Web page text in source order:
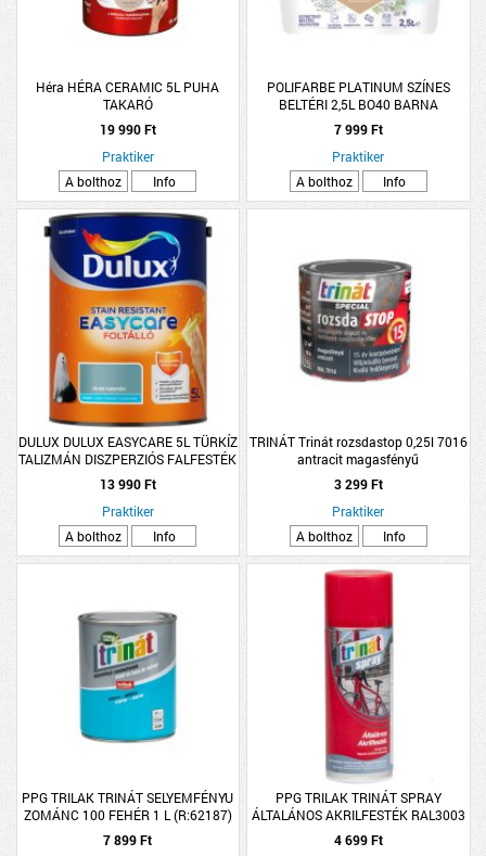
Héra HÉRA CERAMIC 5L PUHA
TAKARÓ
19 990 Ft
Praktiker
A bolthoz
Info
POLIFARBE PLATINUM SZÍNES
BELTÉRI 2,5L BO40 BARNA
ORCHIDEA DISZP. FALFESTÉK
7 999 Ft
Praktiker
A bolthoz
Info
DULUX DULUX EASYCARE 5L TÜRKÍZ
TALIZMÁN DISZPERZIÓS FALFESTÉK
13 990 Ft
Praktiker
A bolthoz
Info
TRINÁT Trinát rozsdastop 0,25l 7016
antracit magasfényű
3 299 Ft
Praktiker
A bolthoz
Info
PPG TRILAK TRINÁT SELYEMFÉNYU
ZOMÁNC 100 FEHÉR 1 L (R:62187)
7 899 Ft
PPG TRILAK TRINÁT SPRAY
ÁLTALÁNOS AKRILFESTÉK RAL3003
RUBINVÖRÖS 400ML
4 699 Ft